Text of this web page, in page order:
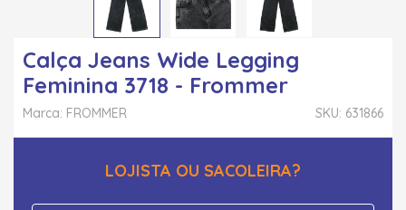
Calça Jeans Wide Legging
Feminina 3718 - Frommer
SKU: 631866
Marca: FROMMER
LOJISTA OU SACOLEIRA?